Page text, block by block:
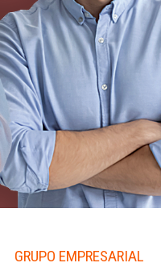
GRUPO EMPRESARIAL